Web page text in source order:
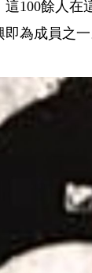
100餘人
為成員之一